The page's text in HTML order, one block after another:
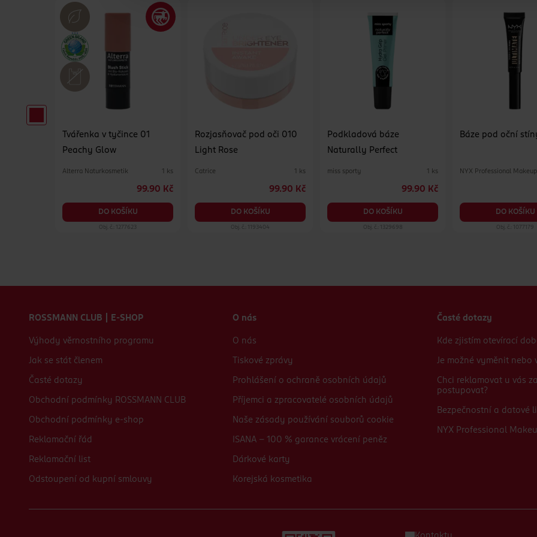
Tvářenka v tyčince 01
Peachy Glow
Alterra Naturkosmetik 1 ks
99.90 Kč
DO KOŠÍKU
Obj. č.: 1277623
Rozjasňovač pod oči 010
Light Rose
Catrice 1 ks
99.90 Kč
DO KOŠÍKU
Obj. č.: 1193404
Podkladová báze
Naturally Perfect
miss sporty 1 ks
99.90 Kč
DO KOŠÍKU
Obj. č.: 1329698
Báze pod oční
NYX Professional Makeup
DO KOŠÍKU
Obj. č.: 1077179
ROSSMANN CLUB | E-SHOP
Výhody věrnostního programu
Jak se stát členem
Časté dotazy
Obchodní podmínky ROSSMANN CLUB
Obchodní podmínky e-shop
Reklamační řád
Reklamační list
Odstoupení od kupní smlouvy
O nás
O nás
Tiskové zprávy
Prohlášení o ochraně osobních údajů
Příjemci a zpracovatelé osobních údajů
Naše zásady používání souborů cookie
ISANA - 100 % garance vrácení peněz
Dárkové karty
Korejská kosmetika
Časté dotazy
Kde zjistím otevírací
Je možné vyměnit nebo
Chci reklamovat u vás
postupovat?
Bezpečnostní a datové
NYX Professional